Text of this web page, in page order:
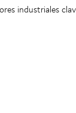
industriales